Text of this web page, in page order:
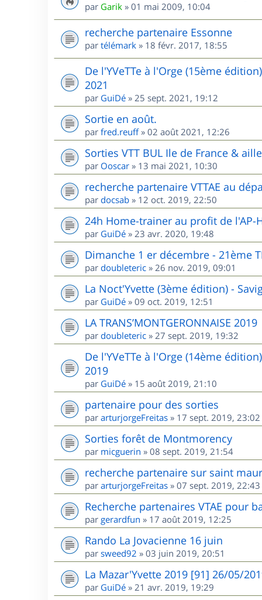
par Garik » 01 mai 2009, 10:04
recherche partenaire Essonne
par télémark » 18 févr. 2017, 18:55
De l'YVeTTe à l'Orge (15ème
2021
par GuiDé » 25 sept. 2021, 19:12
Sortie en août.
par fred.reuff» 02 août 2021, 12:26
Sorties VTT BUL Ile de France &
par Ooscar » 13 mai 2021, 10:30
recherche partenaire VTTAE au
par docsab » 12 oct. 2019, 22:50
24h Home-trainer au profit de l'AP-
par GuiDé » 23 avr. 2020, 19:48
Dimanche 1 er décembre - 21ème
par doubleteric » 26 nov. 2019, 09:01
La Noct'Yvette (3ème édition) -
par GuiDé » 09 oct. 2019, 12:51
LA TRANS’MONTGERONNAISE 2019
par doubleteric » 27 sept. 2019, 19:32
De l'YVeTTe à l'Orge (14ème
2019
par GuiDé » 15 août 2019, 21:10
partenaire pour des sorties
par arturjorgeFreitas » 17 sept. 2019, 23:02
Sorties forêt de Montmorency
par micguerin » 08 sept. 2019, 21:54
recherche partenaire sur saint
par arturjorgeFreitas » 07 sept. 2019, 22:43
Recherche partenaires VTAE pour
par gerardfun » 17 août 2019, 12:25
Rando La Jovacienne 16 juin
par sweed92 » 03 juin 2019, 20:51
La Mazar'Yvette 2019 [91] 26/05/
par GuiDé » 21 avr. 2019, 19:29